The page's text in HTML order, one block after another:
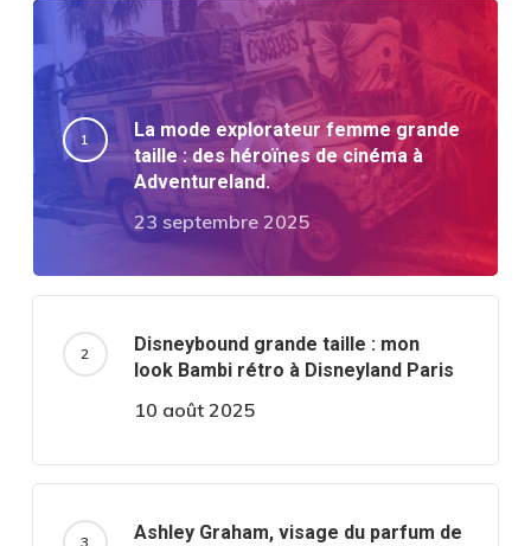
La mode explorateur femme grande
taille : des héroïnes de cinéma à
Adventureland.
23 septembre 2025
Disneybound grande taille : mon
look Bambi rétro à Disneyland Paris
10 août 2025
Ashley Graham, visage du parfum de